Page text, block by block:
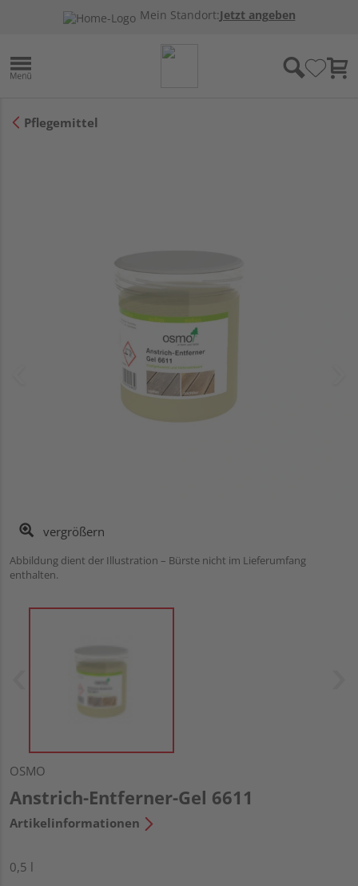
Mein Standort:Jetzt angeben
Pflegemittel
vergrößern
Abbildung dient der Illustration – Bürste nicht im Lieferumfang
enthalten.
OSMO
Anstrich-Entferner-Gel 6611
Artikelinformationen
0,5 l